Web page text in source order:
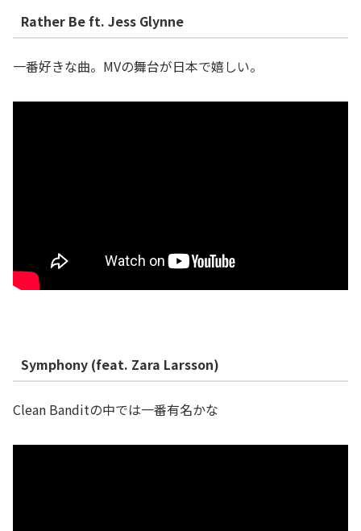
Rather Be ft. Jess Glynne
一番好きな曲。MVの舞台が日本で嬉しい。
Symphony (feat. Zara Larsson)
Clean Banditの中では一番有名かな